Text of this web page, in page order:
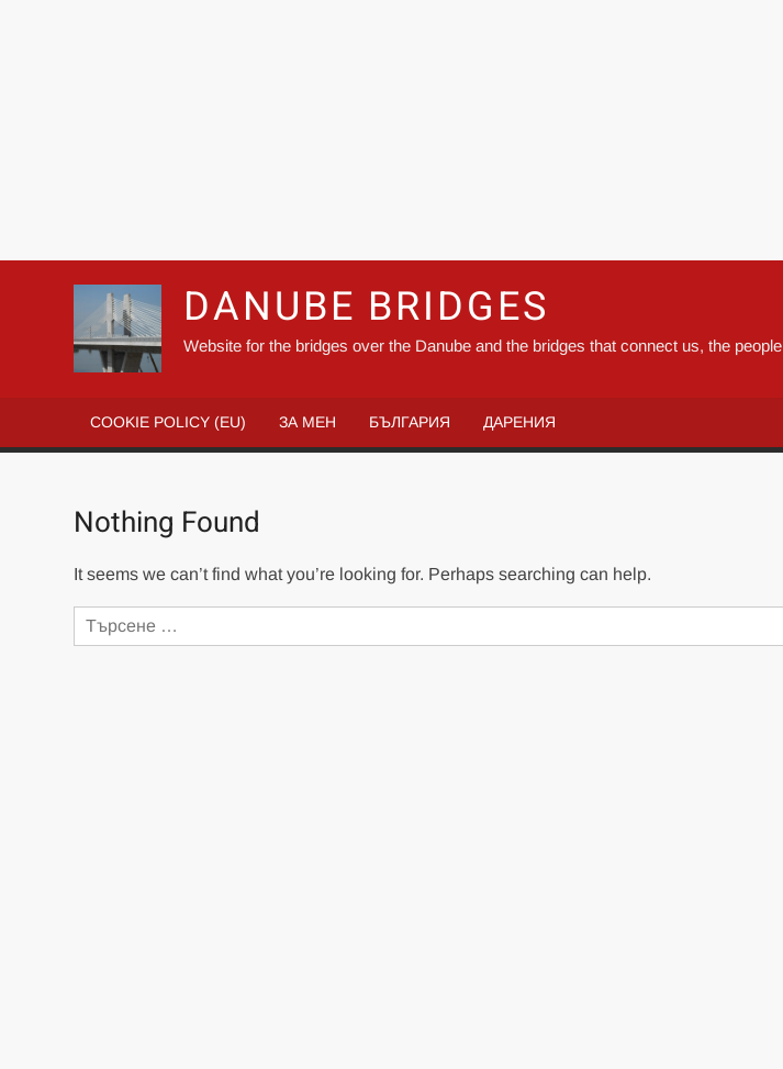
DANUBE BRIDGES
Website for the bridges over the Danube and the bridges that connect us, the people
COOKIE POLICY (EU) ЗА МЕН БЪЛГАРИЯ ДАРЕНИЯ
Nothing Found
It seems we can’t find what you’re looking for. Perhaps searching can help.